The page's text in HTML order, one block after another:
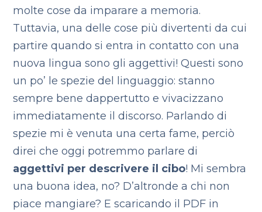
molte cose da imparare a memoria.
Tuttavia, una delle cose più divertenti da cui
partire quando si entra in contatto con una
nuova lingua sono gli aggettivi! Questi sono
un po’ le spezie del linguaggio: stanno
sempre bene dappertutto e vivacizzano
immediatamente il discorso. Parlando di
spezie mi è venuta una certa fame, perciò
direi che oggi potremmo parlare di
aggettivi per descrivere il cibo! Mi sembra
una buona idea, no? D’altronde a chi non
piace mangiare? E scaricando il PDF in